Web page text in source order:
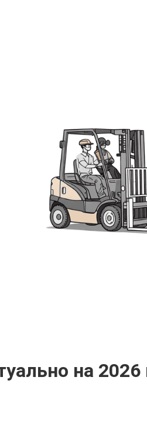
на 2026